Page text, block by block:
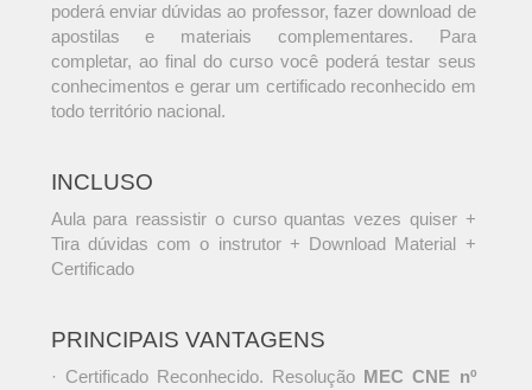
poderá enviar dúvidas ao professor, fazer download de
apostilas e materiais complementares. Para
completar, ao final do curso você poderá testar seus
conhecimentos e gerar um certificado reconhecido em
todo território nacional.
INCLUSO
Aula para reassistir o curso quantas vezes quiser +
Tira dúvidas com o instrutor + Download Material +
Certificado
PRINCIPAIS VANTAGENS
· Certificado Reconhecido. Resolução MEC CNE nº